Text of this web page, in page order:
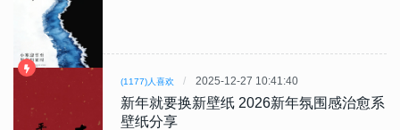
(1177)人喜欢 2025-12-27 10:41:40
新年就要换新壁纸 2026新年氛围感治愈系
壁纸分享